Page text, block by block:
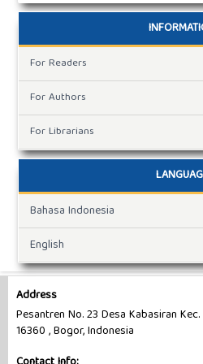
For Readers
For Authors
For Librarians
Bahasa Indonesia
English
Address
Pesantren No. 23 Desa Kabasiran
16360 , Bogor, Indonesia